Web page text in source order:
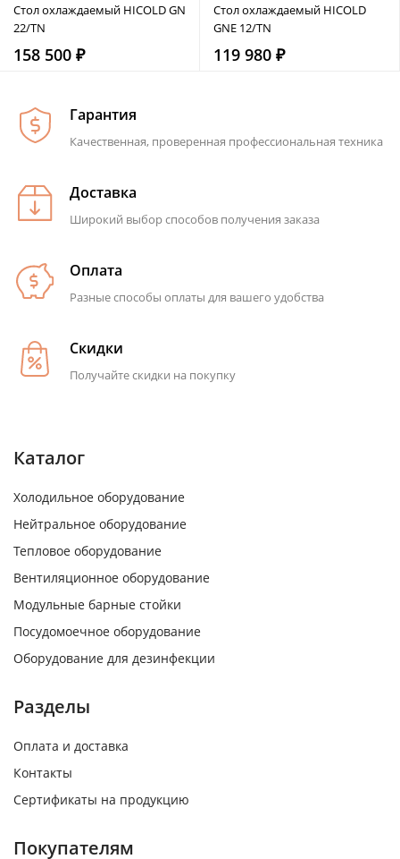
Стол охлаждаемый HICOLD GN
22/TN
158 500 ₽
Стол охлаждаемый HICOLD
GNE 12/TN
119 980 ₽
Гарантия
Качественная, проверенная профессиональная техника
Доставка
Широкий выбор способов получения заказа
Оплата
Разные способы оплаты для вашего удобства
Скидки
Получайте скидки на покупку
Каталог
Холодильное оборудование
Нейтральное оборудование
Тепловое оборудование
Вентиляционное оборудование
Модульные барные стойки
Посудомоечное оборудование
Оборудование для дезинфекции
Разделы
Оплата и доставка
Контакты
Сертификаты на продукцию
Покупателям